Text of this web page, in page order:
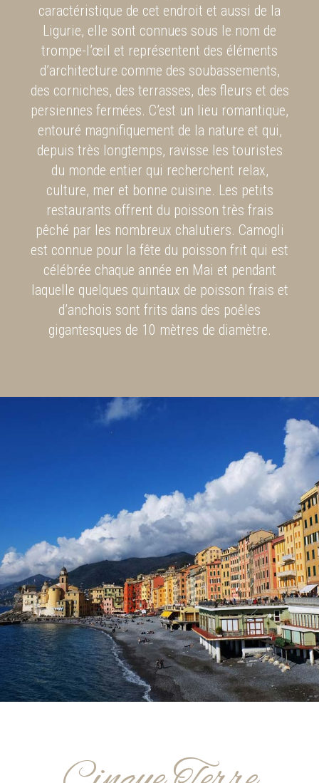
caractéristique de cet endroit et aussi de la
Ligurie, elle sont connues sous le nom de
trompe-l’œil et représentent des éléments
d’architecture comme des soubassements,
des corniches, des terrasses, des fleurs et des
persiennes fermées. C’est un lieu romantique,
entouré magnifiquement de la nature et qui,
depuis très longtemps, ravisse les touristes
du monde entier qui recherchent relax,
culture, mer et bonne cuisine. Les petits
restaurants offrent du poisson très frais
pêché par les nombreux chalutiers. Camogli
est connue pour la fête du poisson frit qui est
célébrée chaque année en Mai et pendant
laquelle quelques quintaux de poisson frais et
d’anchois sont frits dans des poêles
gigantesques de 10 mètres de diamètre.